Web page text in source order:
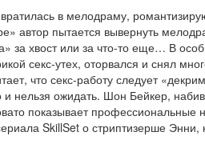
в мелодраму,
автор пытается вывернуть
за хвост или за что-то еще… В
секс-утех, оторвался и снял
что секс-работу следует
и нельзя ожидать. Шон Бейкер,
показывает
SkillSet о стриптизерше